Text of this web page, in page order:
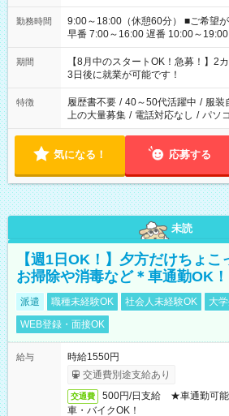
勤務時間
9:00～18:00（休憩60分） ■ご希望があれば下記シフトもOK！
早番 7:00～16:00 遅番 10:00～19:00 夜
と休みを合わせたい」 「余裕を持
「できれば残業はしたくない」 な
ね。 ※Wワーク希望の方へ 今ご覧のお仕事で希望する勤務時間
と、もう1つのお仕事の勤務時間。
合は応募できません。
期間
【8月中のスタートOK！急募！】
3日後に就業が可能です！
特徴 履歴書不要 / 40～50代活躍中 / 服装
上の大量募集 / 電話対応なし / パソ
気になる！ 応募する
未読
【週1日OK！】夕方だけちょ
お掃除や消毒など＊車通勤OK！
派遣 職種未経験OK 社会人未経験OK 大
WEB登録・面接OK
給与
時給1550円
交通費別途支給あり
交通費
500円/日支給 ★車通勤可
車・バイクOK！